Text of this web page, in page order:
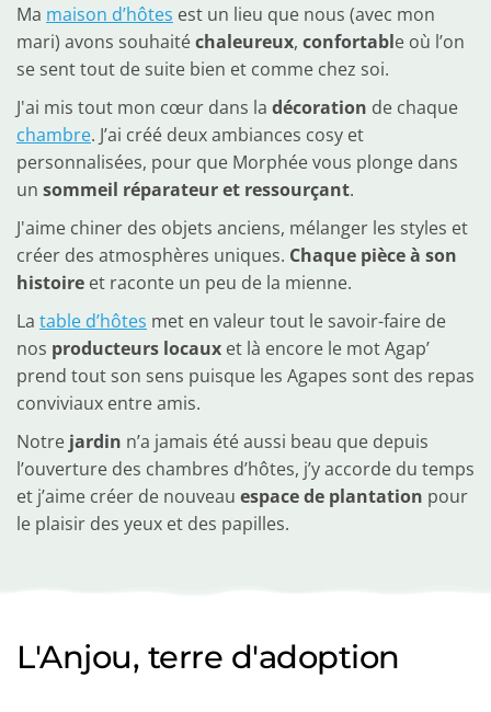
Ma maison d’hôtes est un lieu que nous (avec mon
mari) avons souhaité chaleureux, confortable où l’on
se sent tout de suite bien et comme chez soi.
J'ai mis tout mon cœur dans la décoration
chambre. J’ai créé deux ambiances cosy et
personnalisées, pour que Morphée vous plonge dans
un sommeil réparateur et ressourçant.
J'aime chiner des objets anciens, mélanger les styles et
créer des atmosphères uniques. Chaque pièce à son
histoire et raconte un peu de la mienne.
La table d’hôtes met en valeur tout le savoir-faire de
nos producteurs locaux et là encore le mot Agap’
prend tout son sens puisque les Agapes sont des repas
conviviaux entre amis.
Notre jardin n’a jamais été aussi beau que depuis
l’ouverture des chambres d’hôtes, j’y accorde du temps
et j’aime créer de nouveau espace de plantation pour
le plaisir des yeux et des papilles.
L'Anjou, terre d'adoption